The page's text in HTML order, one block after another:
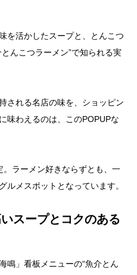
を活かしたスープと、とんこつ
んこつラーメン”で知られる実
される名店の味を、ショッピン
味わえるのは、このPOPUPな
ラーメン好きならずとも、一
ルメスポットとなっています。
スープとコクのある
鳴」看板メニューの“魚介とん